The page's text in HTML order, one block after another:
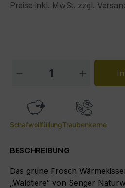
Preise inkl. MwSt. zzgl.
Produkt Anzahl:
SchafwollfüllungTraubenkerne
BESCHREIBUNG
Das grüne Frosch
„Waldtiere“ von Senger